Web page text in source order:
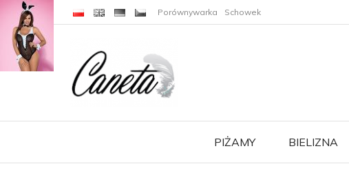
Porównywarka Schowek
PIŻAMY BIELIZNA
JA